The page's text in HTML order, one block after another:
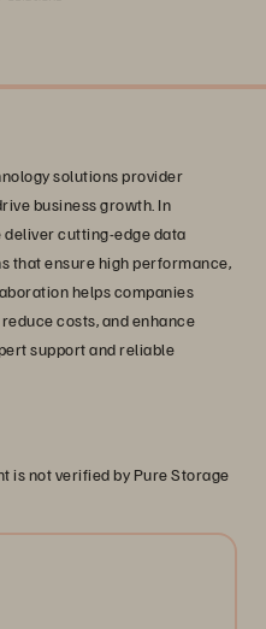
solutions provider
business growth. In
cutting-edge data
that ensure high performance,
helps companies
costs, and enhance
support and reliable
is not verified by Pure Storage